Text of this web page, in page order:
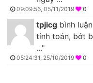
09:09:56, 05/11/2019 0
tpjicg bình
tính toán, bớt
..."
05:24:31, 25/10/2019 0